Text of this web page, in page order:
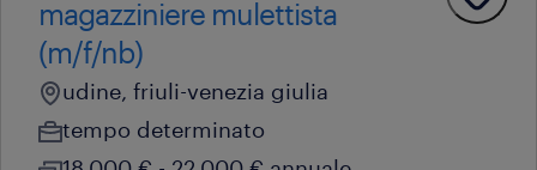
magazziniere mulettista
(m/f/nb)
udine, friuli-venezia giulia
tempo determinato